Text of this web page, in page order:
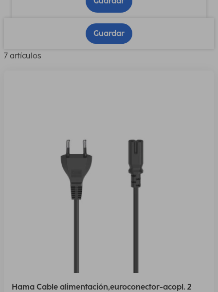
Guardar
7 artículos
Hama Cable alimentación,euroconector-acopl. 2